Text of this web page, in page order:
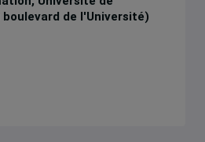
de l'Université)